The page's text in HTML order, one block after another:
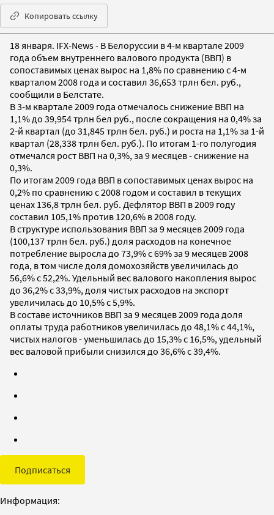
Копировать ссылку
18 января. IFX-News - В Белоруссии в 4-м квартале 2009
года объем внутреннего валового продукта (ВВП) в
сопоставимых ценах вырос на 1,8% по сравнению с 4-м
кварталом 2008 года и составил 36,653 трлн бел. руб.,
сообщили в Белстате.
В 3-м квартале 2009 года отмечалось снижение ВВП на
1,1% до 39,954 трлн бел руб., после сокращения на 0,4% за
2-й квартал (до 31,845 трлн бел. руб.) и роста на 1,1% за 1-й
квартал (28,338 трлн бел. руб.). По итогам 1-го полугодия
отмечался рост ВВП на 0,3%, за 9 месяцев - снижение на
0,3%.
По итогам 2009 года ВВП в сопоставимых ценах вырос на
0,2% по сравнению с 2008 годом и составил в текущих
ценах 136,8 трлн бел. руб. Дефлятор ВВП в 2009 году
составил 105,1% против 120,6% в 2008 году.
В структуре использования ВВП за 9 месяцев 2009 года
(100,137 трлн бел. руб.) доля расходов на конечное
потребление выросла до 73,9% с 69% за 9 месяцев 2008
года, в том числе доля домохозяйств увеличилась до
56,6% с 52,2%. Удельный вес валового накопления вырос
до 36,2% с 33,9%, доля чистых расходов на экспорт
увеличилась до 10,5% с 5,9%.
В составе источников ВВП за 9 месяцев 2009 года доля
оплаты труда работников увеличилась до 48,1% с 44,1%,
чистых налогов - уменьшилась до 15,3% с 16,5%, удельный
вес валовой прибыли снизился до 36,6% с 39,4%.
Подписаться
Информация: